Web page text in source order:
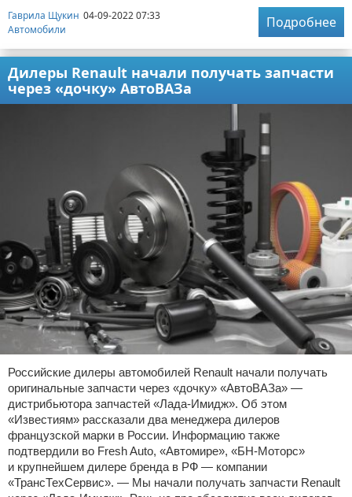
Гаврила Щукин 04-09-2022 07:33
Автомобили
Подробнее
Дилеры Renault начали получать запчасти
через «дочку» АвтоВАЗа
Российские дилеры автомобилей Renault начали получать
оригинальные запчасти через «дочку» «АвтоВАЗа» —
дистрибьютора запчастей «Лада-Имидж». Об этом
«Известиям» рассказали два менеджера дилеров
французской марки в России. Информацию также
подтвердили во Fresh Auto, «Автомире», «БН-Моторс»
и крупнейшем дилере бренда в РФ — компании
«ТрансТехСервис». — Мы начали получать запчасти Renault